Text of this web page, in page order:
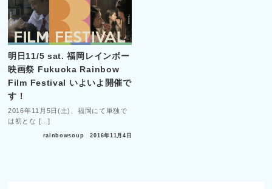
明日11/5 sat. 福岡レインボー
映画祭 Fukuoka Rainbow
Film Festival いよいよ開催で
す！
2016年11月5日(土)、福岡にて単独で
は初とな […]
rainbowsoup 2016年11月4日